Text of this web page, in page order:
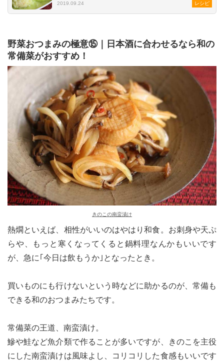
2019.09.24 レシピ
野菜おつまみの極意⑮｜日本酒に合わせるなら和の
常備菜がおすすめ！
きのこの南蛮漬け
熱燗といえば、相性がいいのはやはり和食。お刺身や天ぷ
らや、もっと寒くなってくると鍋料理なんかもいいです
が、急に｢今日は飲もうか｣となったとき。
買いものにも行けないという時などに助かるのが、常備も
できる和のおつまみたちです。
常備菜の王道、南蛮漬け。
鰺や鮭など魚介類で作ることが多いですが、きのこを主役
にした南蛮漬けは風味よし、コリコリした食感もいいです